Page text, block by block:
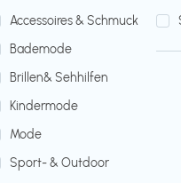
Accessoires & Schmuck
Bademode
Brillen& Sehhilfen
Kindermode
Mode
Sport- & Outdoor